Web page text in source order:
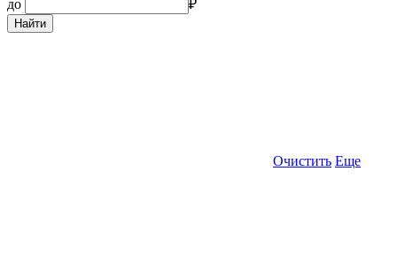
до
₽
Найти
Очистить Еще